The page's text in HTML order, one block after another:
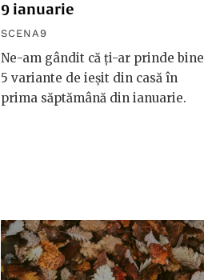
9 ianuarie
SCENA9
Ne-am gândit că ți-ar prinde bine
5 variante de ieșit din casă în
prima săptămână din ianuarie.